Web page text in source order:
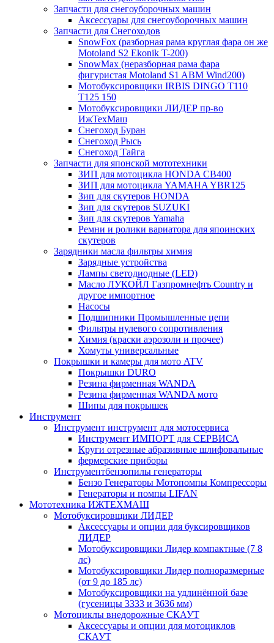
Запчасти для снегоуборочных машин
Аксессуары для снегоуборочных машин
Запчасти для Снегоходов
SnowFox (разборная рама круглая фара он же
Motoland S2 Ekonik T-200)
SnowMax (неразборная рама фара
фигуристая Motoland S1 ABM Wind200)
Мотобуксировщики IRBIS DINGO Т110
Т125 150
Мотобуксировщики ЛИДЕР пр-во
ИжТехМаш
Снегоход Буран
Снегоход Рысь
Снегоход Тайга
Запчасти для японской мототехники
ЗИП для мотоцикла HONDA CB400
ЗИП для мотоцикла YAMAHA YBR125
Зип для скутеров HONDA
Зип для скутеров SUZUKI
Зип для скутеров Yamaha
Ремни и ролики вариатора для япоинских
скутеров
Зарядники масла фильтры химия
Зарядные устройства
Лампы светодиодные (LED)
Масло ЛУКОЙЛ Газпромнефть Country и
другое импортное
Насосы
Подшипники Промышленные цепи
Фильтры нулевого сопротивления
Химия (краски аэрозоли и прочее)
Хомуты универсальные
Покрышки и камеры для мото ATV
Покрышки DURO
Резина фирменная WANDA
Резина фирменная WANDA мото
Шипы для покрышек
Инструмент
Инструмент инструмент для мотосервиса
Инструмент ИМПОРТ для СЕРВИСА
Круги отрезные абразивные шлифовальные
фермерские приборы
Инструментбензопилы генераторы
Бензо Генераторы Мотопомпы Компрессоры
Генераторы и помпы LIFAN
Мототехника ИЖТЕХМАШ
Мотобуксировщики ЛИДЕР
Аксессуары и опции для буксировщиков
ЛИДЕР
Мотобуксировщики Лидер компактные (7 8
лс)
Мотобуксировщики Лидер полноразмерные
(от 9 до 185 лс)
Мотобуксировщики на удлинённой базе
(гусеницы 3333 и 3636 мм)
Мотоциклы внедорожные СКАУТ
Аксессуары и опции для мотоциклов
СКАУТ